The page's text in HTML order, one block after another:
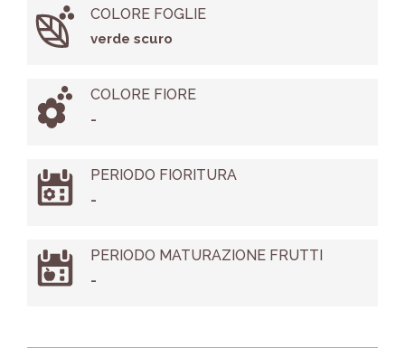
COLORE FOGLIE
verde scuro
COLORE FIORE
-
PERIODO FIORITURA
-
PERIODO MATURAZIONE FRUTTI
-